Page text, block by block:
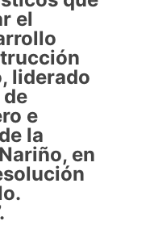
el
liderado
e
la
en